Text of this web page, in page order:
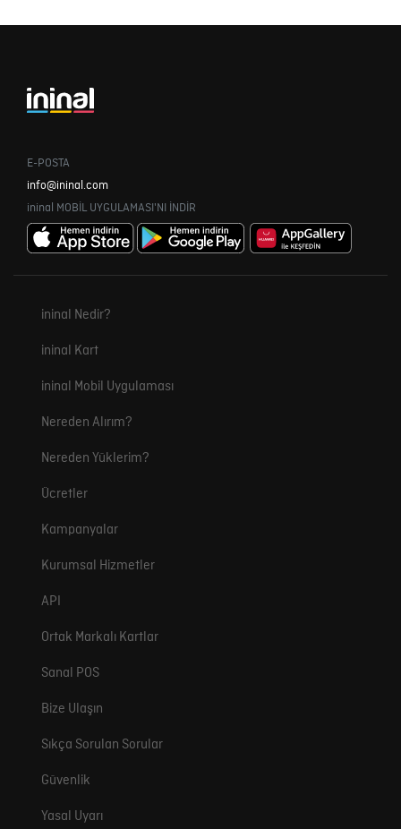
E-POSTA
info@ininal.com
ininal MOBİL UYGULAMASI'NI İNDİR
ininal Nedir?
ininal Kart
ininal Mobil Uygulaması
Nereden Alırım?
Nereden Yüklerim?
Ücretler
Kampanyalar
Kurumsal Hizmetler
API
Ortak Markalı Kartlar
Sanal POS
Bize Ulaşın
Sıkça Sorulan Sorular
Güvenlik
Yasal Uyarı